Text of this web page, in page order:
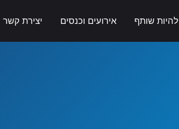
להיות שותף אירועים וכנסים יצירת קשר